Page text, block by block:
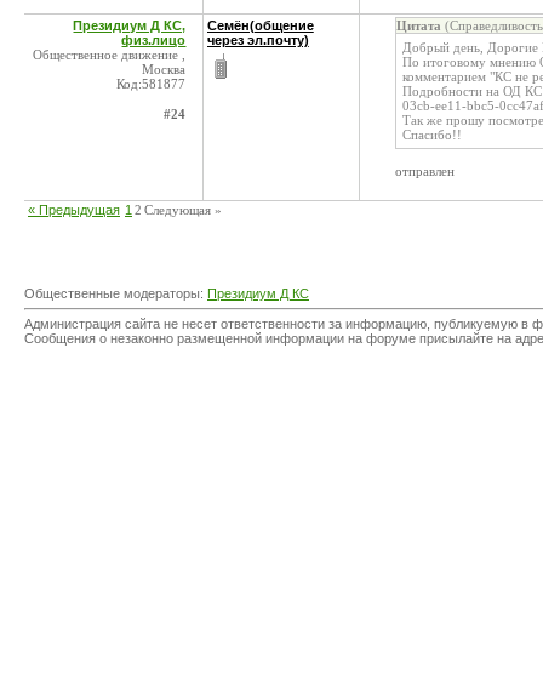
Президиум Д КС,
физ.лицо
Общественное движение ,
Москва
Код:581877
#24
Семён(общение
через эл.почту)
Цитата
Добрый день,
По итоговому
комментарием "КС не
Подробности на ОД КС
03cb-ee11-bbc5-
Так же прошу
Спасибо!!
отправлен
« Предыдущая 1 2 Следующая »
Общественные модераторы: Президиум Д КС
Администрация сайта не несет ответственности за информацию, публикуемую
Сообщения о незаконно размещенной информации на форуме присылайте на